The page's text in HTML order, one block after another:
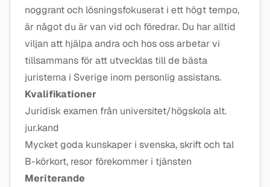
noggrant och lösningsfokuserat i ett högt tempo,
är något du är van vid och föredrar. Du har alltid
viljan att hjälpa andra och hos oss arbetar vi
tillsammans för att utvecklas till de bästa
juristerna i Sverige inom personlig assistans.
Kvalifikationer
Juridisk examen från universitet/högskola alt.
jur.kand
Mycket goda kunskaper i svenska, skrift och tal
B-körkort, resor förekommer i tjänsten
Meriterande